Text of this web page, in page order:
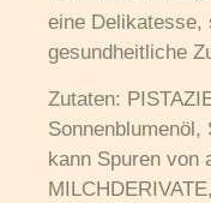
eine Delikatesse,
gesundheitliche
Zutaten:
Sonnenblumenöl,
kann Spuren von